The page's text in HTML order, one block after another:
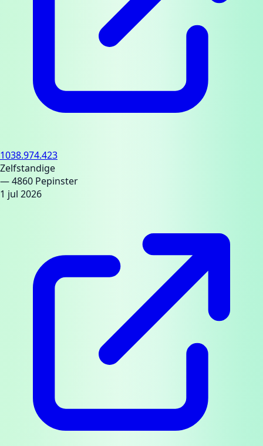
1038.974.423
Zelfstandige
— 4860 Pepinster
1 jul 2026